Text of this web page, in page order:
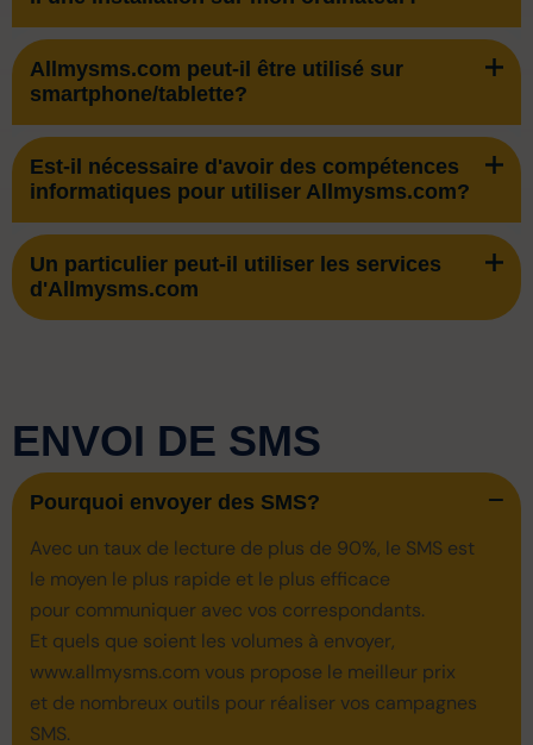
Allmysms.com peut-il être utilisé sur
smartphone/tablette?
Est-il nécessaire d'avoir des compétences
informatiques pour utiliser Allmysms.com?
Un particulier peut-il utiliser les services
d'Allmysms.com
ENVOI DE SMS
Pourquoi envoyer des SMS?
Avec un taux de lecture de plus de 90%, le SMS est
le moyen le plus rapide et le plus efficace
pour communiquer avec vos correspondants.
Et quels que soient les volumes à envoyer,
www.allmysms.com vous propose le meilleur prix
et de nombreux outils pour réaliser vos campagnes
SMS.